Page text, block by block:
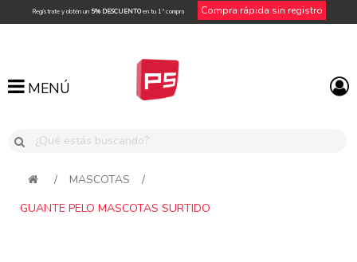
Regístrate y obtén un 5% DESCUENTOen tu 1ª compra Compra rápida sin registro
MENÚ
MENÚ
/ MASCOTAS
/
GUANTE PELO MASCOTAS SURTIDO